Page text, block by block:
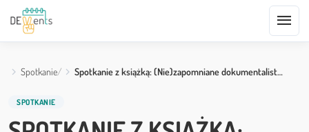
menu
Spotkanie Spotkanie z książką: (Nie)zapomniane dokumentalist…
SPOTKANIE